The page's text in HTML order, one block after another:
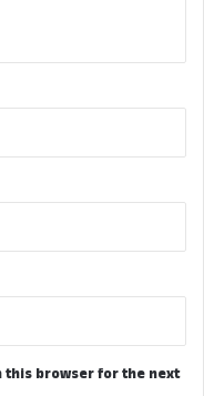
this browser for the next